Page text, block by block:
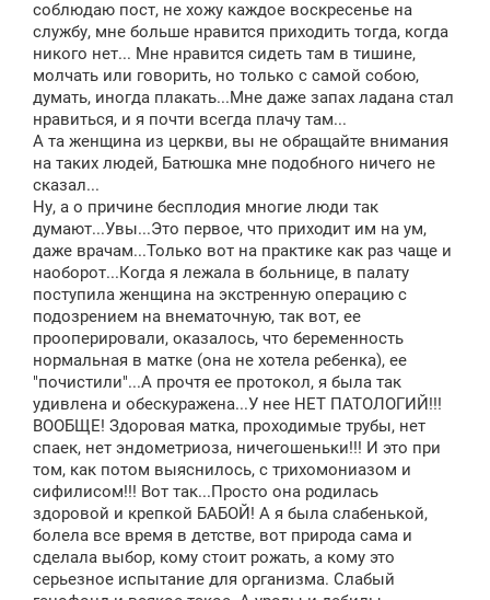
соблюдаю пост, не хожу каждое воскресенье на
службу, мне больше нравится приходить тогда, когда
никого нет... Мне нравится сидеть там в тишине,
молчать или говорить, но только с самой собою,
думать, иногда плакать...Мне даже запах ладана стал
нравиться, и я почти всегда плачу там...
А та женщина из церкви, вы не обращайте внимания
на таких людей, Батюшка мне подобного ничего не
сказал...
Ну, а о причине бесплодия многие люди так
думают...Увы...Это первое, что приходит им на ум,
даже врачам...Только вот на практике как раз чаще и
наоборот...Когда я лежала в больнице, в палату
поступила женщина на экстренную операцию с
подозрением на внематочную, так вот, ее
прооперировали, оказалось, что беременность
нормальная в матке (она не хотела ребенка), ее
"почистили"...А прочтя ее протокол, я была так
удивлена и обескуражена...У нее НЕТ ПАТОЛОГИЙ!!!
ВООБЩЕ! Здоровая матка, проходимые трубы, нет
спаек, нет эндометриоза, ничегошеньки!!! И это при
том, как потом выяснилось, с трихомониазом и
сифилисом!!! Вот так...Просто она родилась
здоровой и крепкой БАБОЙ! А я была слабенькой,
болела все время в детстве, вот природа сама и
сделала выбор, кому стоит рожать, а кому это
серьезное испытание для организма. Слабый